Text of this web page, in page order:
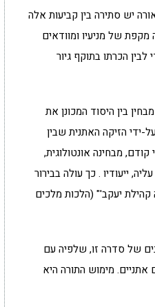
יש סתירה בין קביעות אלה
של מניעיו ומוודאים
הכרתו בתוקף גיור
בין היסוד המכונן את
ידי הזיקה האתנית שבין
מבחינה אונטולוגית,
ייעודיו . כך עולה בבירור
יעקב'" (הלכות מלכים
של סדרה זו, שלפיה עם
אתניים. מימוש התורה היא